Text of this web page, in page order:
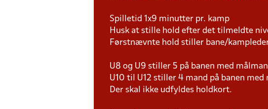
Spilletid 1x9 minutter pr. kamp
Husk at stille hold efter det tilmeldte
Førstnævnte hold stiller bane/
U8 og U9 stiller 5 på banen med
U10 til U12 stiller 4 mand på banen
Der skal ikke udfyldes holdkort.